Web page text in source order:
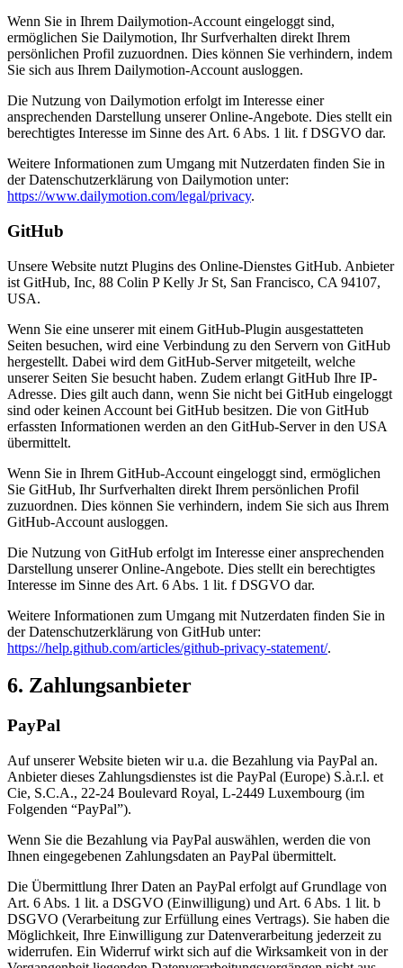
Wenn Sie in Ihrem Dailymotion-Account eingeloggt sind,
ermöglichen Sie Dailymotion, Ihr Surfverhalten direkt Ihrem
persönlichen Profil zuzuordnen. Dies können Sie verhindern, indem
Sie sich aus Ihrem Dailymotion-Account ausloggen.
Die Nutzung von Dailymotion erfolgt im Interesse einer
ansprechenden Darstellung unserer Online-Angebote. Dies stellt ein
berechtigtes Interesse im Sinne des Art. 6 Abs. 1 lit. f DSGVO dar.
Weitere Informationen zum Umgang mit Nutzerdaten finden Sie in
der Datenschutzerklärung von Dailymotion unter:
https://www.dailymotion.com/legal/privacy.
GitHub
Unsere Website nutzt Plugins des Online-Dienstes GitHub. Anbieter
ist GitHub, Inc, 88 Colin P Kelly Jr St, San Francisco, CA 94107,
USA.
Wenn Sie eine unserer mit einem GitHub-Plugin ausgestatteten
Seiten besuchen, wird eine Verbindung zu den Servern von GitHub
hergestellt. Dabei wird dem GitHub-Server mitgeteilt, welche
unserer Seiten Sie besucht haben. Zudem erlangt GitHub Ihre IP-
Adresse. Dies gilt auch dann, wenn Sie nicht bei GitHub eingeloggt
sind oder keinen Account bei GitHub besitzen. Die von GitHub
erfassten Informationen werden an den GitHub-Server in den USA
übermittelt.
Wenn Sie in Ihrem GitHub-Account eingeloggt sind, ermöglichen
Sie GitHub, Ihr Surfverhalten direkt Ihrem persönlichen Profil
zuzuordnen. Dies können Sie verhindern, indem Sie sich aus Ihrem
GitHub-Account ausloggen.
Die Nutzung von GitHub erfolgt im Interesse einer ansprechenden
Darstellung unserer Online-Angebote. Dies stellt ein berechtigtes
Interesse im Sinne des Art. 6 Abs. 1 lit. f DSGVO dar.
Weitere Informationen zum Umgang mit Nutzerdaten finden Sie in
der Datenschutzerklärung von GitHub unter:
https://help.github.com/articles/github-privacy-statement/.
6. Zahlungsanbieter
PayPal
Auf unserer Website bieten wir u.a. die Bezahlung via PayPal an.
Anbieter dieses Zahlungsdienstes ist die PayPal (Europe) S.à.r.l. et
Cie, S.C.A., 22-24 Boulevard Royal, L-2449 Luxembourg (im
Folgenden “PayPal”).
Wenn Sie die Bezahlung via PayPal auswählen, werden die von
Ihnen eingegebenen Zahlungsdaten an PayPal übermittelt.
Die Übermittlung Ihrer Daten an PayPal erfolgt auf Grundlage von
Art. 6 Abs. 1 lit. a DSGVO (Einwilligung) und Art. 6 Abs. 1 lit. b
DSGVO (Verarbeitung zur Erfüllung eines Vertrags). Sie haben die
Möglichkeit, Ihre Einwilligung zur Datenverarbeitung jederzeit zu
widerrufen. Ein Widerruf wirkt sich auf die Wirksamkeit von in der